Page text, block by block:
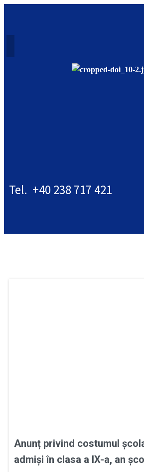
Tel. +40 238 717 421
Anunț privind costumul
admiși în clasa a IX-a, an